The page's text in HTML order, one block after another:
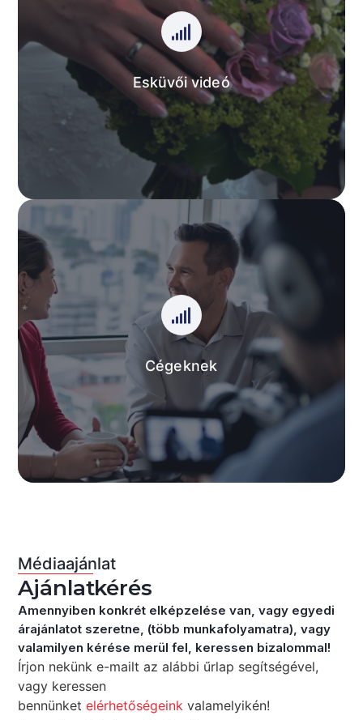
Esküvői videó
Esküvői videó
Esküvőtök lesz és még nincs videósotok? Keressetek
a Williams Wedding Video csapatát! Gyors, pontos,
igényes és pénztárcakímélő.
AJÁNLATUNK
Cégeknek
Cégeknek
Image film, PCG tartalomgyártás
AJÁNLATUNK
Médiaajánlat
Ajánlatkérés
Amennyiben konkrét elképzelése van, vagy egyedi
árajánlatot szeretne, (több munkafolyamatra), vagy
valamilyen kérése merül fel, keressen bizalommal!
Írjon nekünk e-mailt az alábbi űrlap segítségével,
vagy keressen
bennünketelérhetőségeink valamelyikén!